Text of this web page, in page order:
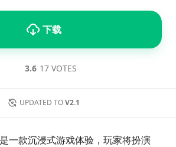
下载
3.6 17 VOTES
UPDATED TO V2.1
一款沉浸式游戏体验，玩家将扮演